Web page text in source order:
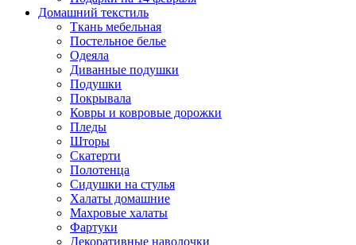
Домашний текстиль
Ткань мебельная
Постельное белье
Одеяла
Диванные подушки
Подушки
Покрывала
Ковры и ковровые дорожки
Пледы
Шторы
Скатерти
Полотенца
Сидушки на стулья
Халаты домашние
Махровые халаты
Фартуки
Декоративные наволочки